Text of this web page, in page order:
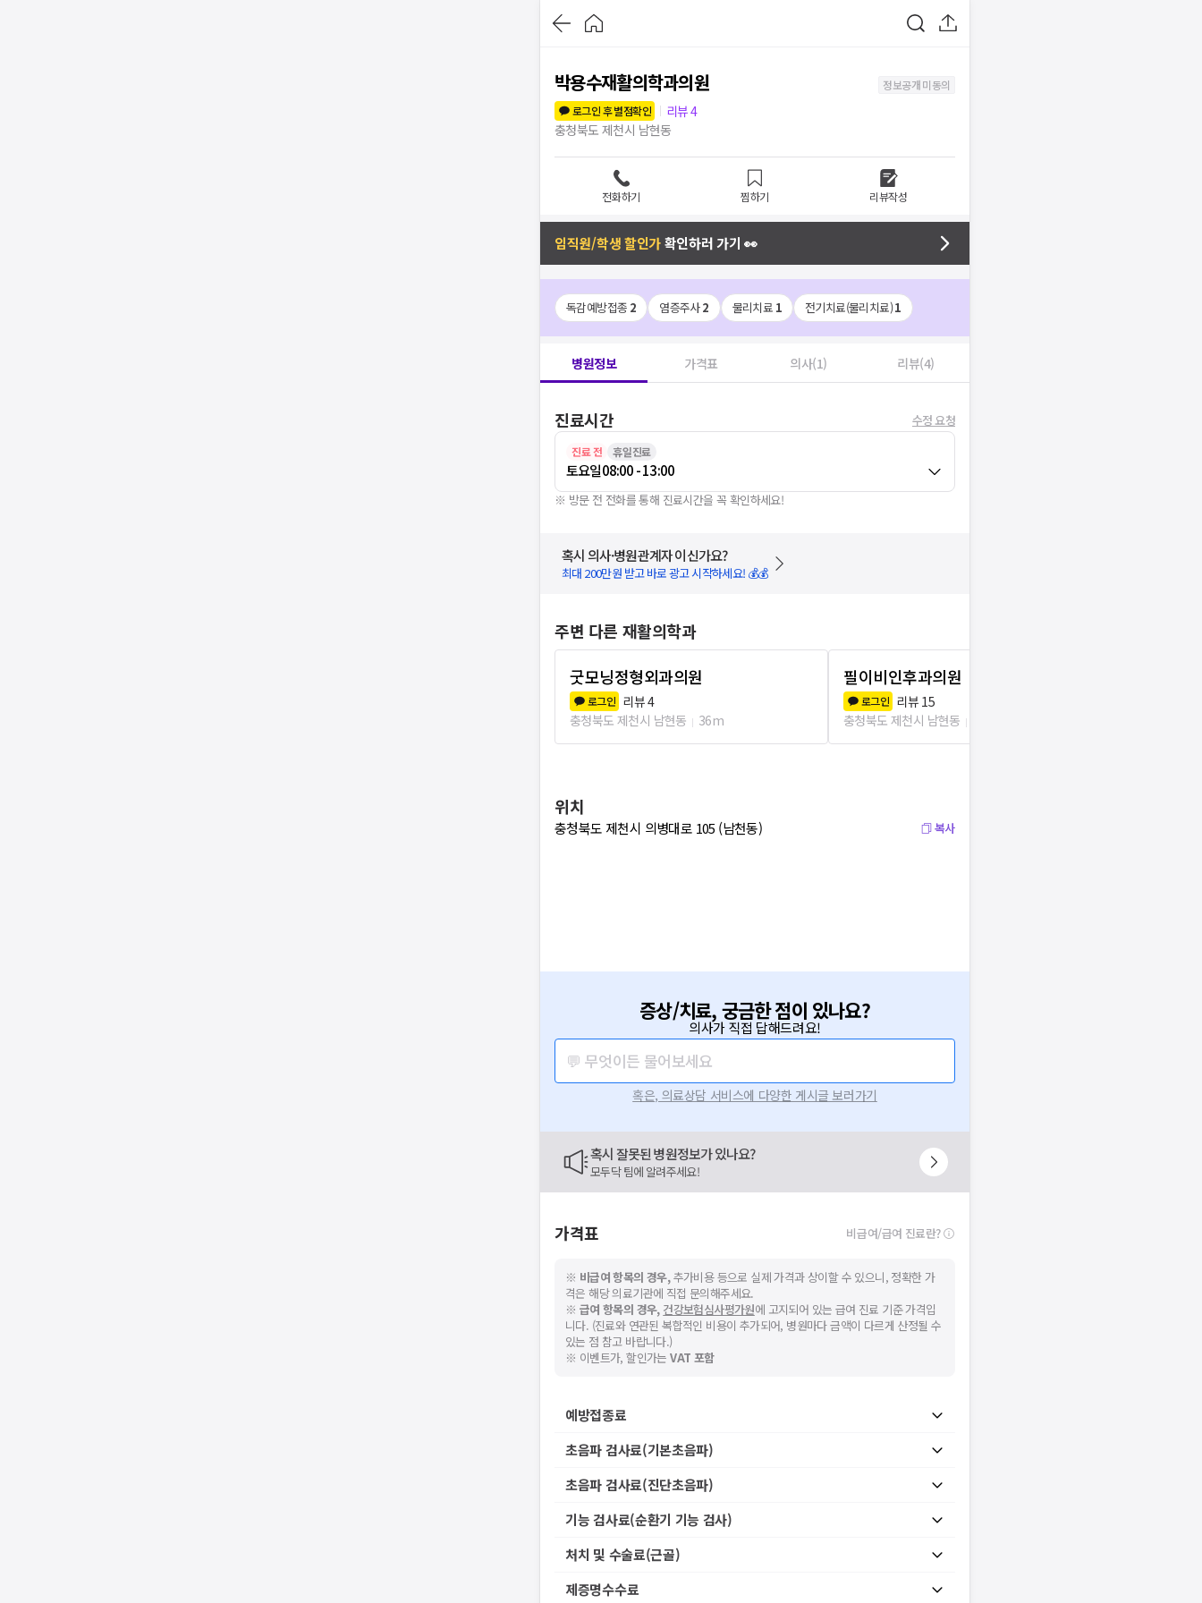
박용수재활의학과의원
정보공개 미동의
로그인 후 별점확인
리뷰4
충청북도 제천시 남현동
전화하기 찜하기 리뷰작성
임직원/학생 할인가확인하러 가기 👀
독감예방접종 2 염증주사2 물리치료 1 전기치료(물리치료)1
병원정보 가격표 의사(1) 리뷰(4)
진료시간 수정 요청
진료 전 휴일진료
토요일08:00 - 13:00
※ 방문 전 전화를 통해 진료시간을 꼭 확인하세요!
혹시 의사·병원관계자 이신가요?
최대 200만원 받고 바로 광고 시작하세요! 💰💰
주변 다른 재활의학과
굿모닝정형외과의원
로그인 리뷰4
충청북도 제천시 남현동
36m
필이비인후과의원
로그인 리뷰 15
충청북도 제천시 남현동
위치
충청북도 제천시 의병대로 105 (남천동) 복사
증상/치료, 궁금한 점이 있나요?
의사가 직접 답해드려요!
💬 무엇이든 물어보세요
혹은, 의료상담 서비스에 다양한 게시글 보러가기
혹시 잘못된 병원정보가 있나요?
모두닥 팀에 알려주세요!
가격표 비급여/급여 진료란?
※ 비급여 항목의 경우,추가비용 등으로 실제 가격과 상이할 수 있으니, 정확한 가
격은 해당 의료기관에 직접 문의해주세요.
※ 급여 항목의 경우, 건강보험심사평가원에 고지되어 있는 급여 진료 기준 가격입
니다. (진료와 연관된 복합적인 비용이 추가되어, 병원마다 금액이 다르게 산정될 수
있는 점 참고 바랍니다.)
※ 이벤트가, 할인가는VAT 포함
예방접종료
초음파 검사료(기본초음파)
초음파 검사료(진단초음파)
기능 검사료(순환기 기능 검사)
처치 및 수술료(근골)
제증명수수료